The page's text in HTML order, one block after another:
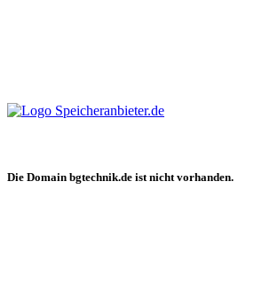
Die Domain bgtechnik.de ist nicht vorhanden.